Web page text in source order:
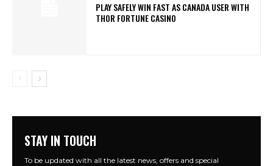
PLAY SAFELY WIN FAST AS CANADA USER WITH
THOR FORTUNE CASINO
STAY IN TOUCH
To be updated with all the latest news, offers and special